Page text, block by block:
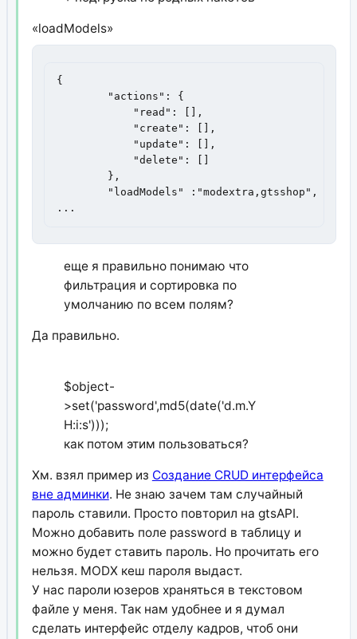
«loadModels»
{
        "actions": {
            "read": [],
            "create": [],
            "update": [],
        },
        "loadModels" :"modextra,gtsshop",
...
еще я правильно понимаю что
фильтрация и сортировка по
умолчанию по всем полям?
Да правильно.
$object-
>set('password',md5(date('d.m.Y
H:i:s')));
как потом этим пользоваться?
Хм. взял пример из Создание CRUD интерфейса
вне админки. Не знаю зачем там случайный
пароль ставили. Просто повторил на gtsAPI.
Можно добавить поле password в таблицу и
можно будет ставить пароль. Но прочитать его
нельзя. MODX кеш пароля выдаст.
У нас пароли юзеров храняться в текстовом
файле у меня. Так нам удобнее и я думал
сделать интерфейс отделу кадров, чтоб они